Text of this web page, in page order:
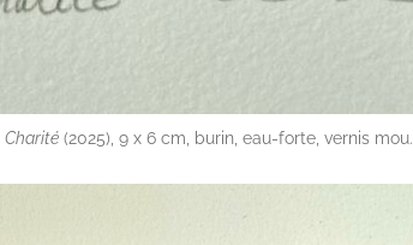
Charité(2025), 9 x 6 cm, burin, eau-forte, vernis mou.